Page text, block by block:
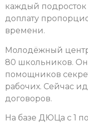
каждый подросток
доплату
времени.
Молодёжный центр
80 школьников.
помощников
рабочих. Сейчас
договоров.
На базе ДЮЦа с 1